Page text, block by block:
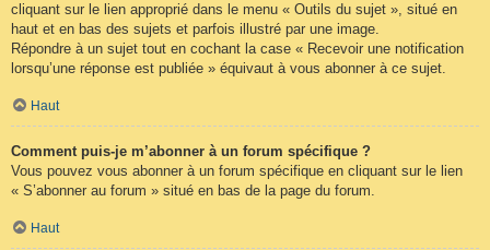
cliquant sur le lien approprié dans le menu « Outils du sujet », situé en
haut et en bas des sujets et parfois illustré par une image.
Répondre à un sujet tout en cochant la case « Recevoir une notification
lorsqu’une réponse est publiée » équivaut à vous abonner à ce sujet.
Haut
Comment puis-je m’abonner à un forum spécifique ?
Vous pouvez vous abonner à un forum spécifique en cliquant sur le lien
« S’abonner au forum » situé en bas de la page du forum.
Haut